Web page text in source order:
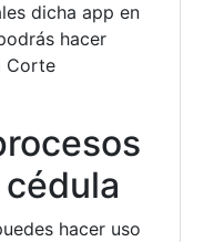
dicha app en
hacer
Corte
hacer uso